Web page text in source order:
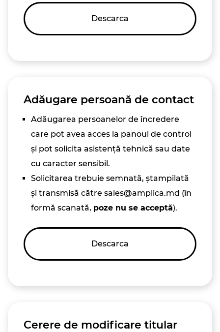
Descarca
Adăugare persoană de contact
Adăugarea persoanelor de încredere
care pot avea acces la panoul de control
și pot solicita asistență tehnică sau date
cu caracter sensibil.
Solicitarea trebuie semnată, ștampilată
și transmisă către sales@amplica.md (în
formă scanată, poze nu se acceptă).
Descarca
Cerere de modificare titular